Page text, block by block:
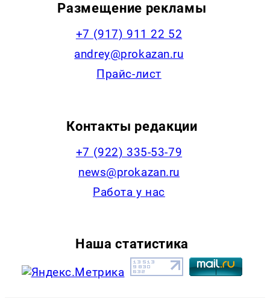
Размещение рекламы
+7 (917) 911 22 52
andrey@prokazan.ru
Прайс-лист
Контакты редакции
+7 (922) 335-53-79
news@prokazan.ru
Работа у нас
Наша статистика